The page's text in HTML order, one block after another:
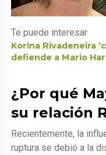
Te puede interesar
Korina Rivadeneira
defiende a Mario
¿Por qué
su relación
Recientemente, la
ruptura se debió a la